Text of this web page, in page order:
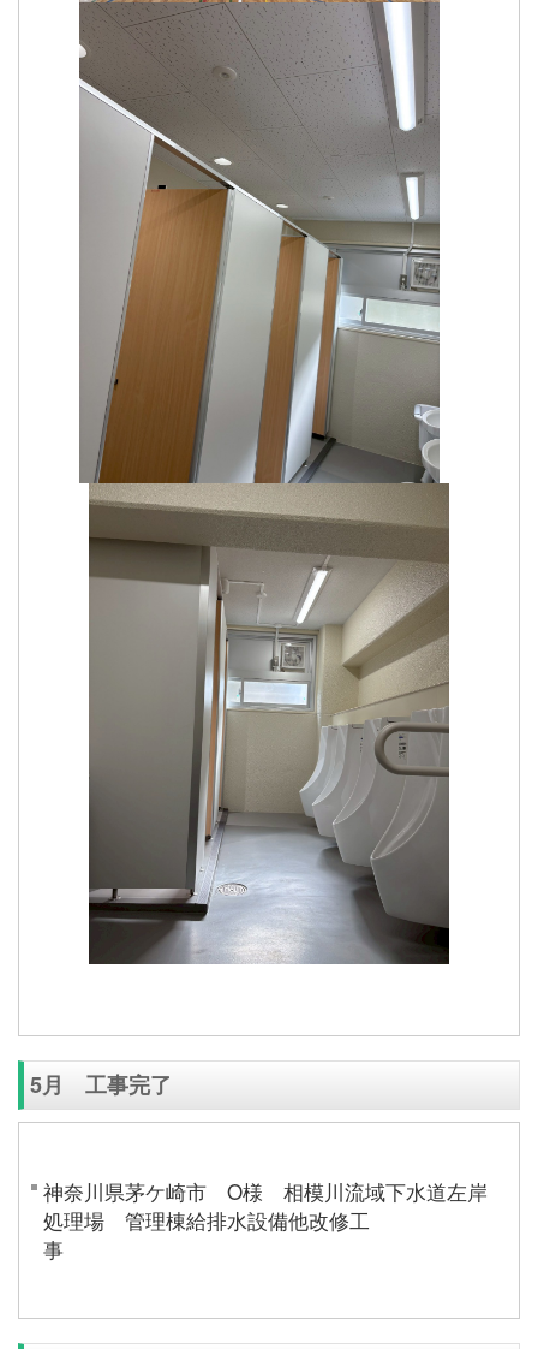
5月 工事完了
神奈川県茅ケ崎市 O様 相模川流域下水道左岸
処理場 管理棟給排水設備他改修工